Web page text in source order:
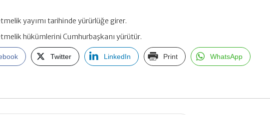
yayımı tarihinde yürürlüğe girer.
hükümlerini Cumhurbaşkanı yürütür.
Twitter LinkedIn Print WhatsApp